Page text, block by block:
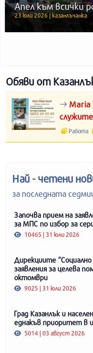
Апел към всички
23 юли 2026 | казанлъчанка
Обяви от
Maria
Работа
Най - четени
за последната
Започва прием на
за МПС по избор за
10465 | 31 юли 2026
Дирекциите
заявления за целева
октомври
9025 | 31 юли 2026
Град Казанлък и
еднакъв приоритет в
5014 | 03 август 2026